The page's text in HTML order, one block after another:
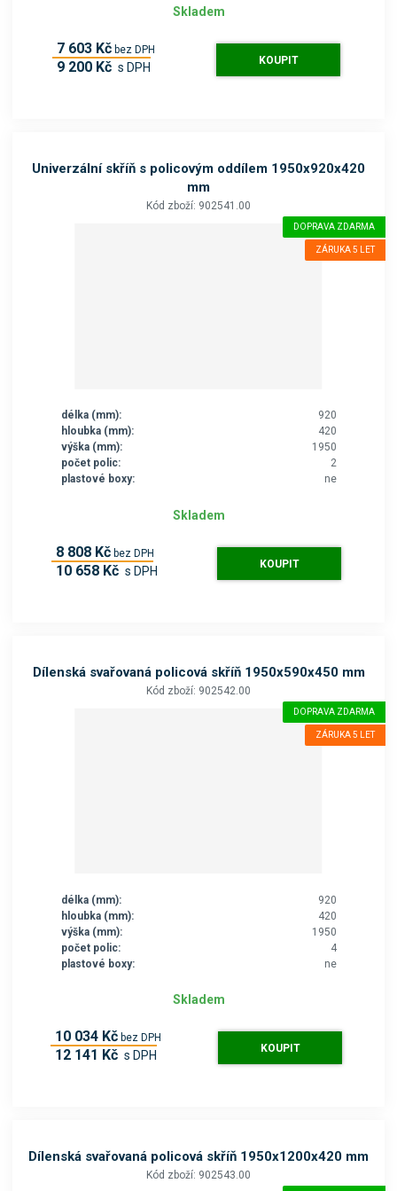
Skladem
7 603 Kč bez DPH
9 200 Kč s DPH KOUPIT
Univerzální skříň s policovým oddílem 1950x920x420
mm
Kód zboží: 902541.00
DOPRAVA ZDARMA
ZÁRUKA 5 LET
délka (mm):
920
hloubka (mm):
420
výška (mm):
1950
počet polic:
2
plastové boxy:
ne
Skladem
8 808 Kč bez DPH
10 658 Kč s DPH KOUPIT
Dílenská svařovaná policová skříň 1950x590x450 mm
Kód zboží: 902542.00
DOPRAVA ZDARMA
ZÁRUKA 5 LET
délka (mm):
920
hloubka (mm):
420
výška (mm):
1950
počet polic:
4
plastové boxy:
ne
Skladem
10 034 Kč bez DPH
12 141 Kč s DPH KOUPIT
Dílenská svařovaná policová skříň 1950x1200x420 mm
Kód zboží: 902543.00